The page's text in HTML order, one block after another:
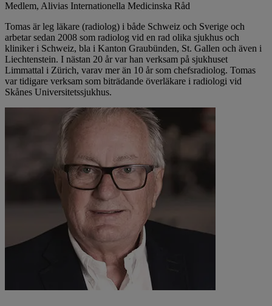
Medlem, Alivias Internationella Medicinska Råd
Tomas är leg läkare (radiolog) i både Schweiz och Sverige och
arbetar sedan 2008 som radiolog vid en rad olika sjukhus och
kliniker i Schweiz, bla i Kanton Graubünden, St. Gallen och även i
Liechtenstein. I nästan 20 år var han verksam på sjukhuset
Limmattal i Zürich, varav mer än 10 år som chefsradiolog. Tomas
var tidigare verksam som biträdande överläkare i radiologi vid
Skånes Universitetssjukhus.